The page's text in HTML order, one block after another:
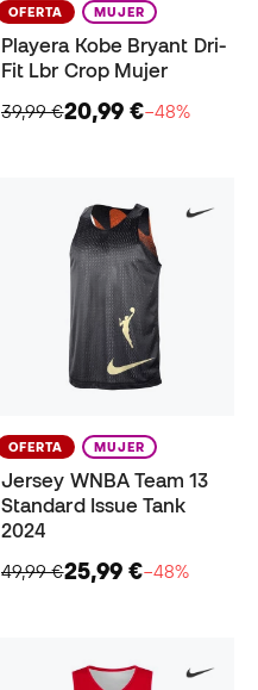
OFERTA MUJER
Playera Kobe Bryant Dri-
Fit Lbr Crop Mujer
39,99 €20,99 €−48%
OFERTA MUJER
Jersey WNBA Team 13
Standard Issue Tank
2024
49,99 €25,99 €−48%